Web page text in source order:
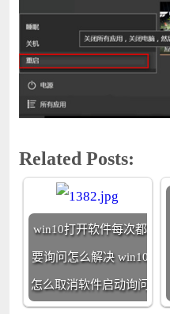
Related Posts:
win10打开软件每次都
要询问怎么解决 win10
怎么取消软件启动询问